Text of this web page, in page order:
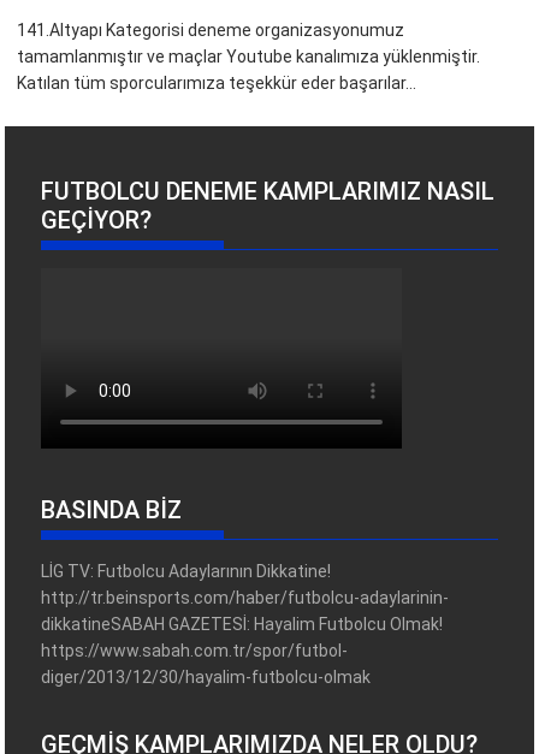
141.Altyapı Kategorisi deneme organizasyonumuz
tamamlanmıştır ve maçlar Youtube kanalımıza yüklenmiştir.
Katılan tüm sporcularımıza teşekkür eder başarılar...
FUTBOLCU DENEME KAMPLARIMIZ NASIL
GEÇIYOR?
BASINDA BİZ
LİG TV: Futbolcu Adaylarının Dikkatine!
http://tr.beinsports.com/haber/futbolcu-adaylarinin-
dikkatineSABAH GAZETESİ: Hayalim Futbolcu Olmak!
https://www.sabah.com.tr/spor/futbol-
diger/2013/12/30/hayalim-futbolcu-olmak
GEÇMIŞ KAMPLARIMIZDA NELER OLDU?